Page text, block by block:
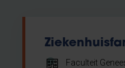
Faculteit